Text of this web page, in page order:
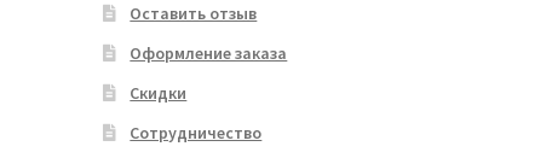
Оставить отзыв
Оформление заказа
Скидки
Сотрудничество